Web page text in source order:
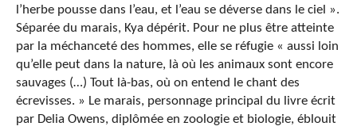
l’herbe pousse dans l’eau, et l’eau se déverse dans le ciel ».
Séparée du marais, Kya dépérit. Pour ne plus être atteinte
par la méchanceté des hommes, elle se réfugie « aussi loin
qu’elle peut dans la nature, là où les animaux sont encore
sauvages (…) Tout là-bas, où on entend le chant des
écrevisses. » Le marais, personnage principal du livre écrit
par Delia Owens, diplômée en zoologie et biologie, éblouit